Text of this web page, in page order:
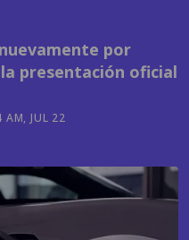
presentación oficial
AM, JUL 22